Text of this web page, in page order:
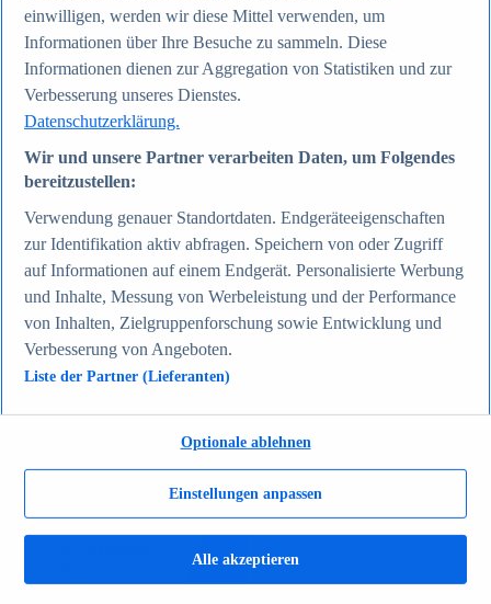
Weitere Themen
Social Media - Daten & Fakten
TikTok - Daten & Fakten
Top Report
Beliebte Statistiken
Aktuelle Statistiken
Bevölkerung Deutschlands nach relevanten
Die reichsten Menschen der Welt 2026
Empfänger von Arbeitslosengeld II / Sozialgeld /
Bürgergeld in Deutschland 2005-2025
Ausländer in Deutschland nach Nationalität 2025
Demografie: Altersstruktur in Deutschland 2024
einwilligen, werden wir diese Mittel verwenden, um
Informationen über Ihre Besuche zu sammeln. Diese
Informationen dienen zur Aggregation von Statistiken und zur
Verbesserung unseres Dienstes.
Datenschutzerklärung.
Wir und unsere Partner verarbeiten Daten, um Folgendes
bereitzustellen:
Verwendung genauer Standortdaten. Endgeräteeigenschaften
zur Identifikation aktiv abfragen. Speichern von oder Zugriff
auf Informationen auf einem Endgerät. Personalisierte Werbung
und Inhalte, Messung von Werbeleistung und der Performance
von Inhalten, Zielgruppenforschung sowie Entwicklung und
Verbesserung von Angeboten.
Liste der Partner (Lieferanten)
Einstellungen anpassen
Optionale ablehnen
Alle akzeptieren